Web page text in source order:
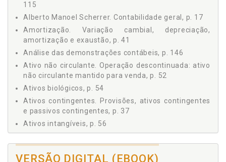
Exaustão, p. 41
1.4 MENSURAÇÃO E RECONHECIMENTO DE OPERAÇÕES,
p. 44
1.4.1 Normatização, Conceito, Mensuração e
Reconhecimento de Transações (texto), p. 45
1.4.1.1 Receita de Contrato com Cliente - NBC TG
47, p. 45
1.4.2 Operação com Mercadorias, p. 48
1.4.3 Operação Descontinuada: Ativo Não Circulante
Mantido para Venda, p. 52
1.4.4 Reconhecimento de Passivo: Operações com
Folha de Pagamento, p. 53
1.4.5 Ativos Biológicos, p. 54
1.4.6 Ativos Intangíveis, p. 56
115
Alberto Manoel Scherrer. Contabilidade geral, p. 17
Amortização. Variação cambial, depreciação,
amortização e exaustão, p. 41
Análise das demonstrações contábeis, p. 146
Ativo não circulante. Operação descontinuada: ativo
não circulante mantido para venda, p. 52
Ativos biológicos, p. 54
Ativos contingentes. Provisões, ativos contingentes
e passivos contingentes, p. 37
Ativos intangíveis, p. 56
VERSÃO DIGITAL (EBOOK)